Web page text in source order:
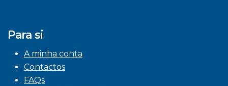
Para si
A minha conta
Contactos
FAQs